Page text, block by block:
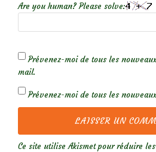
Are you human? Please solve:
Prévenez-moi de tous les
mail.
Prévenez-moi de tous les
Ce site utilise Akismet pour réduire